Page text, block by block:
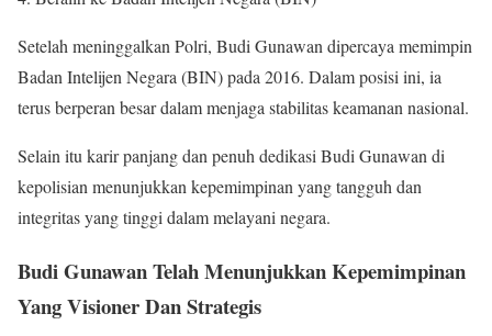
Setelah meninggalkan Polri, Budi Gunawan dipercaya memimpin
Badan Intelijen Negara (BIN) pada 2016. Dalam posisi ini, ia
terus berperan besar dalam menjaga stabilitas keamanan nasional.
Selain itu karir panjang dan penuh dedikasi Budi Gunawan di
kepolisian menunjukkan kepemimpinan yang tangguh dan
integritas yang tinggi dalam melayani negara.
Budi Gunawan Telah Menunjukkan Kepemimpinan
Yang Visioner Dan Strategis